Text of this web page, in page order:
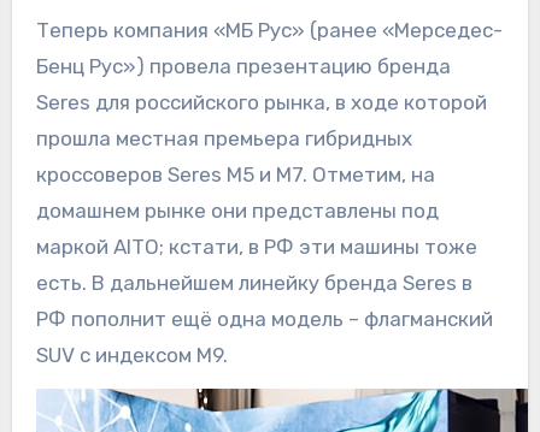
Теперь компания «МБ Рус» (ранее «Мерседес-
Бенц Рус») провела презентацию бренда
Seres для российского рынка, в ходе которой
прошла местная премьера гибридных
кроссоверов Seres М5 и M7. Отметим, на
домашнем рынке они представлены под
маркой AITO; кстати, в РФ эти машины тоже
есть. В дальнейшем линейку бренда Seres в
РФ пополнит ещё одна модель – флагманский
SUV с индексом M9.